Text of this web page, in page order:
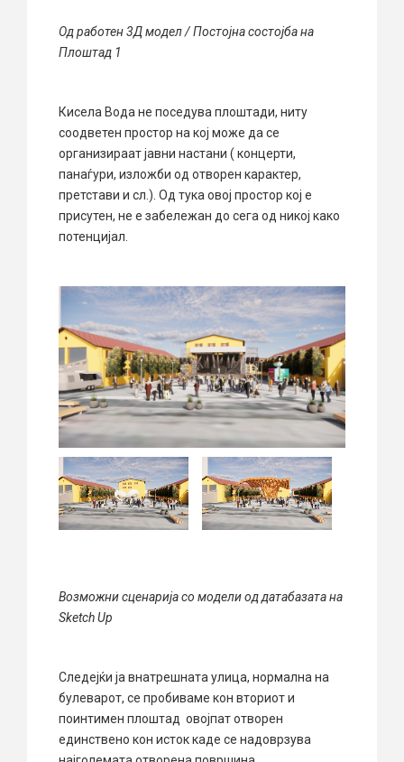
Од работен 3Д модел / Постојна состојба на
Плоштад 1
Кисела Вода не поседува плоштади, ниту
соодветен простор на кој може да се
организираат јавни настани ( концерти,
панаѓури, изложби од отворен карактер,
претстави и сл.). Од тука овој простор кој е
присутен, не е забележан до сега од никој како
потенцијал.
Возможни сценариja со модели од датабазата на
Sketch Up
Следејќи ја внатрешната улица, нормална на
булеварот, се пробиваме кон вториот и
поинтимен плоштад овојпат отворен
единствено кон исток каде се надоврзува